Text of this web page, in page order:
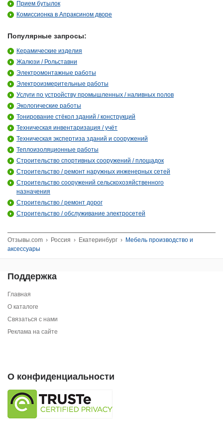
Прием бутылок
Комиссионка в Апраксином дворе
Популярные запросы:
Керамические изделия
Жалюзи / Рольставни
Электромонтажные работы
Электроизмерительные работы
Услуги по устройству промышленных / наливных полов
Экологические работы
Тонирование стёкол зданий / конструкций
Техническая инвентаризация / учёт
Техническая экспертиза зданий и сооружений
Теплоизоляционные работы
Строительство спортивных сооружений / площадок
Строительство / ремонт наружных инженерных сетей
Строительство сооружений сельскохозяйственного
назначения
Строительство / ремонт дорог
Строительство / обслуживание электросетей
Отзывы.com › Россия › Екатеринбург › Мебель производство и
аксессуары
Поддержка
Главная
О каталоге
Связаться с нами
Реклама на сайте
О конфиденциальности